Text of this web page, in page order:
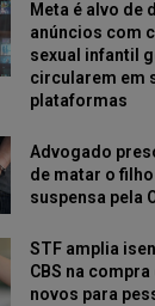
Meta é alvo de
anúncios com
sexual infantil
circularem em
plataformas
Advogado
de matar o
suspensa pela
STF amplia
CBS na
novos para